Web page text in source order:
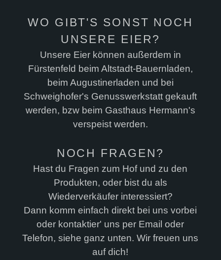
WO GIBT'S SONST NOCH
UNSERE EIER?
Unsere Eier können außerdem in
Fürstenfeld beim Altstadt-Bauernladen,
beim Augustinerladen und bei
Schweighofer's Genusswerkstatt gekauft
werden, bzw beim Gasthaus Hermann's
verspeist werden.
NOCH FRAGEN?
Hast du Fragen zum Hof und zu den
Produkten, oder bist du als
Wiederverkäufer interessiert?
Dann komm einfach direkt bei uns vorbei
oder kontaktier' uns per Email oder
Telefon, siehe ganz unten. Wir freuen uns
auf dich!